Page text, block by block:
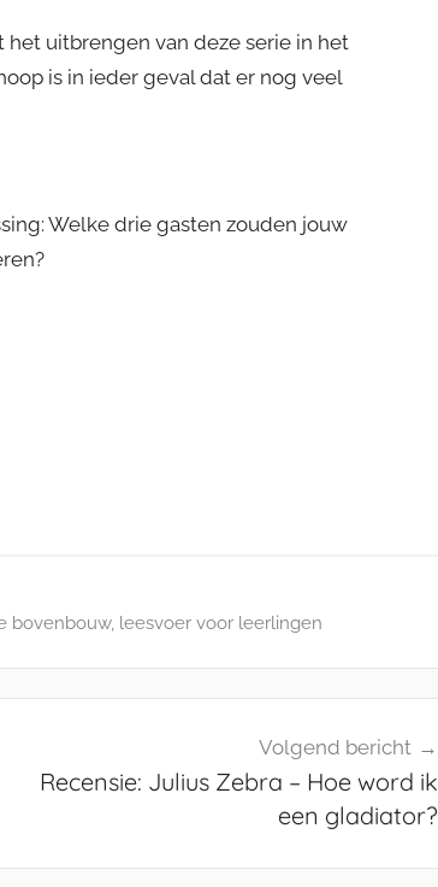
het uitbrengen van deze serie in het
is in ieder geval dat er nog veel
Welke drie gasten zouden jouw
bovenbouw, leesvoer voor leerlingen
Volgend bericht
Recensie: Julius Zebra – Hoe word ik
een gladiator?